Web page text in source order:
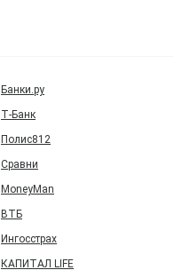
Банки.ру
Т‑Банк
Полис812
Сравни
MoneyMan
ВТБ
Ингосстрах
КАПИТАЛ LIFE